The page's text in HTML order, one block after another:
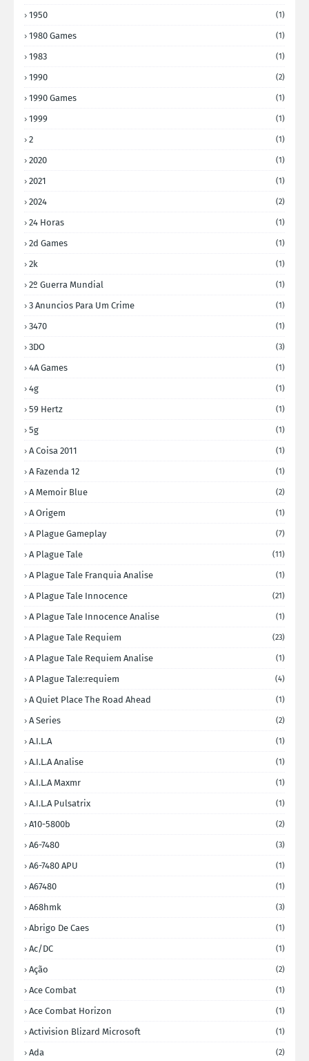
1950 (1)
1980 Games (1)
1983 (1)
1990 (2)
1990 Games (1)
1999 (1)
2 (1)
2020 (1)
2021 (1)
2024 (2)
24 Horas (1)
2d Games (1)
2k (1)
2º Guerra Mundial (1)
3 Anuncios Para Um Crime (1)
3470 (1)
3DO (3)
4A Games (1)
4g (1)
59 Hertz (1)
5g (1)
A Coisa 2011 (1)
A Fazenda 12 (1)
A Memoir Blue (2)
A Origem (1)
A Plague Gameplay (7)
A Plague Tale (11)
A Plague Tale Franquia Analise (1)
A Plague Tale Innocence (21)
A Plague Tale Innocence Analise (1)
A Plague Tale Requiem (23)
A Plague Tale Requiem Analise (1)
A Plague Tale:requiem (4)
A Quiet Place The Road Ahead (1)
A Series (2)
A.I.L.A (1)
A.I.L.A Analise (1)
A.I.L.A Maxmr (1)
A.I.L.A Pulsatrix (1)
A10-5800b (2)
A6-7480 (3)
A6-7480 APU (1)
A67480 (1)
A68hmk (3)
Abrigo De Caes (1)
Ac/DC (1)
Ação (2)
Ace Combat (1)
Ace Combat Horizon (1)
Activision Blizard Microsoft (1)
Ada (2)